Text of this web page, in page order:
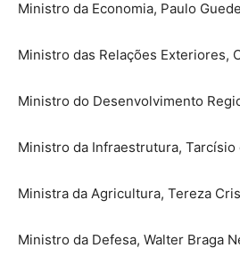
Ministro da Economia, Paulo
Ministro das Relações Exteriores,
Ministro do Desenvolvimento
Ministro da Infraestrutura, Tarcísio
Ministra da Agricultura, Tereza
Ministro da Defesa, Walter Braga